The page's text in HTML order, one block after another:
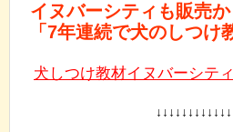
イヌバーシティも販売か
「7年連続で犬のしつけ
犬しつけ教材イヌバーシテ